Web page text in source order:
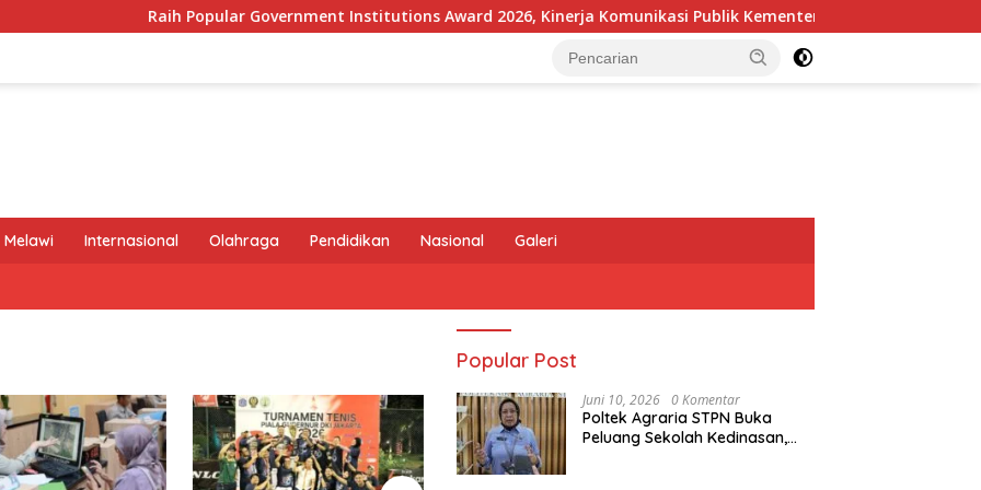
Raih Popular Government Institutions Award 2026, Kinerja Komunikasi Publik Kementerian ATR/BPN Kembali Diakui
Melawi Internasional Olahraga Pendidikan Nasional Galeri
Popular Post
Juni 10, 2026 0 Komentar
Poltek Agraria STPN Buka
Peluang Sekolah Kedinasan,